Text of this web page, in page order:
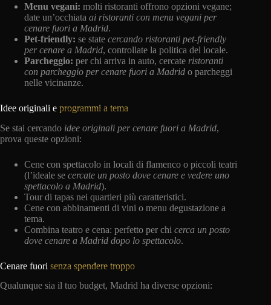
Menu vegani: molti ristoranti offrono opzioni vegane;
date un’occhiata ai ristoranti con menu vegani per
cenare fuori a Madrid.
Pet-friendly: se state cercando ristoranti pet-friendly
per cenare a Madrid, controllate la politica del locale.
Parcheggio: per chi arriva in auto, cercate ristoranti
con parcheggio per cenare fuori a Madrid o parcheggi
nelle vicinanze.
Idee originali e programmi a tema
Se stai cercando idee originali per cenare fuori a Madrid,
prova queste opzioni:
Cene con spettacolo in locali di flamenco o piccoli teatri
(l’ideale se cercate un posto dove cenare e vedere uno
spettacolo a Madrid).
Tour di tapas nei quartieri più caratteristici.
Cene con abbinamenti di vini o menu degustazione a
tema.
Combina teatro e cena: perfetto per chi cerca un posto
dove cenare a Madrid dopo lo spettacolo.
Cenare fuori senza spendere troppo
Qualunque sia il tuo budget, Madrid ha diverse opzioni: